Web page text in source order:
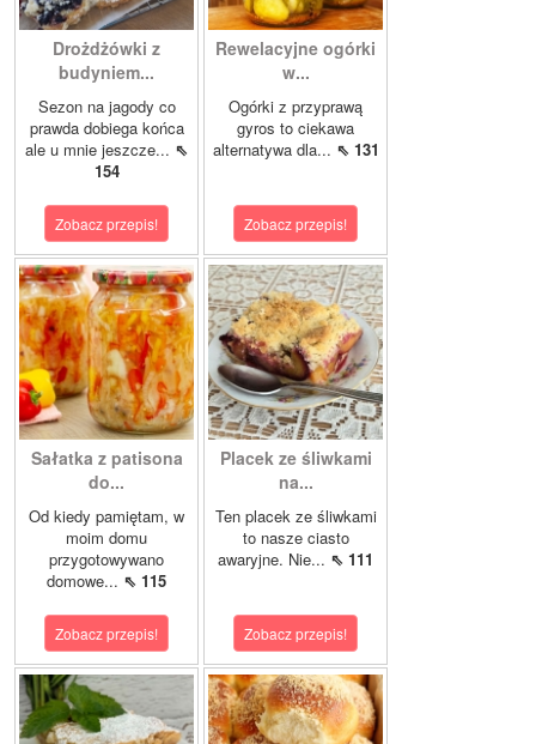
Drożdżówki z
budyniem...
Sezon na jagody co
prawda dobiega końca
ale u mnie jeszcze... ⇖
154
Zobacz przepis!
Rewelacyjne ogórki
w...
Ogórki z przyprawą
gyros to ciekawa
alternatywa dla... ⇖ 131
Zobacz przepis!
Sałatka z patisona
do...
Od kiedy pamiętam, w
moim domu
przygotowywano
domowe... ⇖ 115
Zobacz przepis!
Placek ze śliwkami
na...
Ten placek ze śliwkami
to nasze ciasto
awaryjne. Nie... ⇖ 111
Zobacz przepis!